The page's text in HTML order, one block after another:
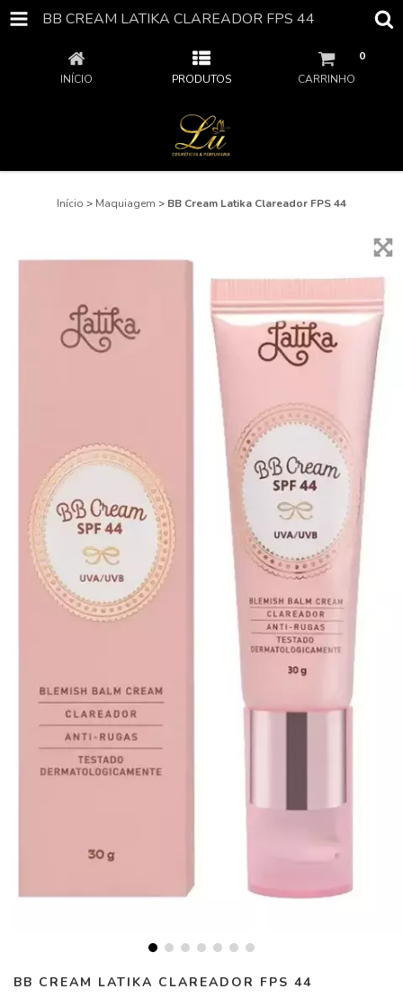
BB CREAM LATIKA CLAREADOR FPS 44
INÍCIO PRODUTOS CARRINHO
0
Início > Maquiagem > BB Cream Latika Clareador FPS 44
BB CREAM LATIKA CLAREADOR FPS 44